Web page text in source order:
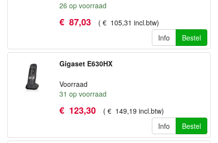
26 op voorraad
€ 87,03 ( € 105,31 incl.btw)
Info
Bestel
Gigaset E630HX
Voorraad
31 op voorraad
€ 123,30 ( € 149,19 incl.btw)
Info
Bestel